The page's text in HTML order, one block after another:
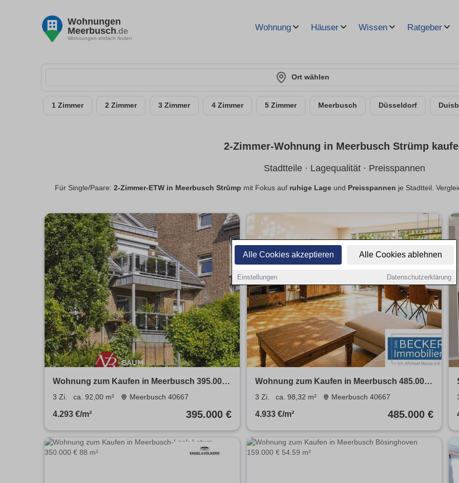
Alle Cookies akzeptieren Alle Cookies ablehnen
Einstellungen Datenschutzerklärung
Wohnungen
Meerbusch.de
Wohnungen einfach finden
Wohnung Häuser Wissen Ratgeber
Ort wählen
1 Zimmer 2 Zimmer 3 Zimmer 4 Zimmer 5 Zimmer Meerbusch Düsseldorf
2-Zimmer-Wohnung in Meerbusch Strümp
Stadtteile · Lagequalität · Preisspannen
Für Single/Paare: 2-Zimmer-ETW in Meerbusch Strümp mit Fokus auf ruhige Lage und Preisspannen je Stadtteil.
Wohnung zum Kaufen in Meerbusch 395.000
€ 92 m²
3 Zi. ca. 92,00 m² Meerbusch 40667
4.293 €/m² 395.000 €
Wohnung zum Kaufen in Meerbusch 485.000
€ 98.32 m²
3 Zi. ca. 98,32 m² Meerbusch 40667
4.933 €/m² 485.000 €